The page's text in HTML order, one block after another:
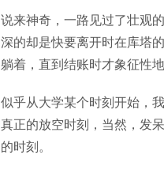
说来神奇，一路见过了壮观
深的却是快要离开时在库塔
躺着，直到结账时才象征性
似乎从大学某个时刻开始，
真正的放空时刻，当然，发
的时刻。